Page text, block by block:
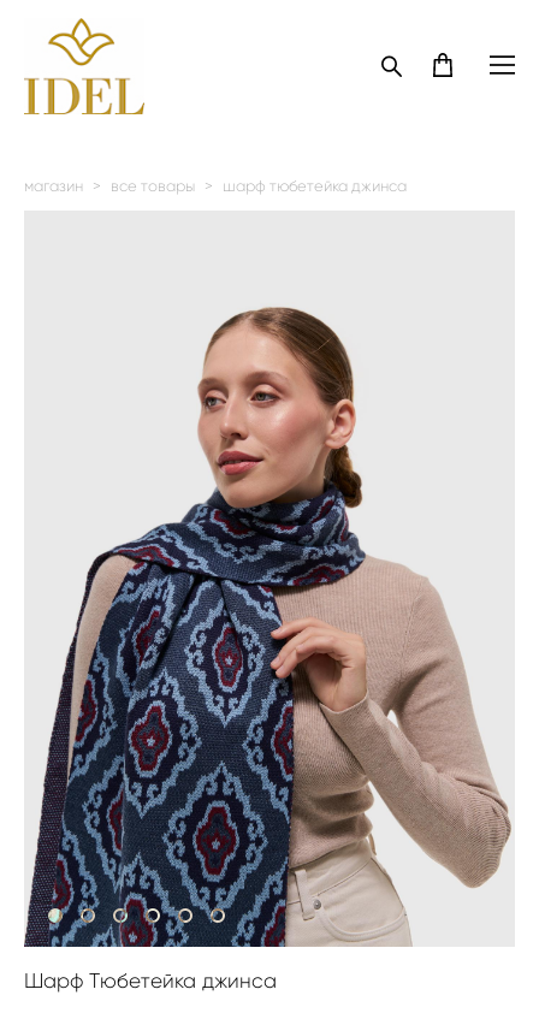
магазин > все товары > шарф тюбетейка джинса
Шарф Тюбетейка джинса